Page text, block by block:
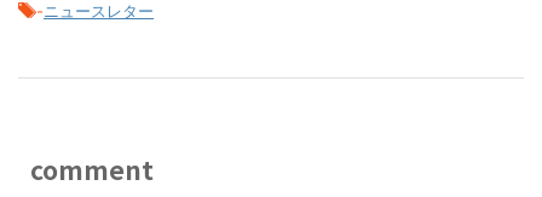
-ニュースレター
comment